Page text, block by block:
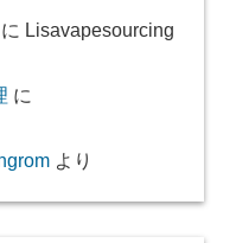
Lisavapesourcing
に
より